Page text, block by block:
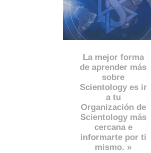
La mejor forma
de aprender más
sobre
Scientology es ir
a tu
Organización de
Scientology más
cercana e
informarte por ti
mismo. »